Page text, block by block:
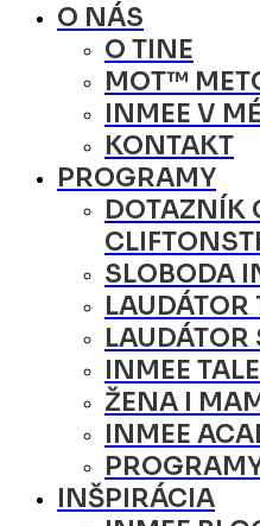
O NÁS
O TINE
MOT™
INMEE V
KONTAKT
PROGRAMY
DOTAZNÍK
SLOBODA
LAUDÁTOR
INMEE
ŽENA I
INMEE
INŠPIRÁCIA